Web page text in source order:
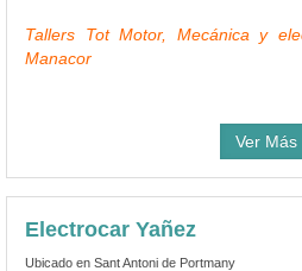
Tallers Tot Motor, Mecánica y
Manacor
Ver Más
Electrocar Yañez
Ubicado en Sant Antoni de Portmany